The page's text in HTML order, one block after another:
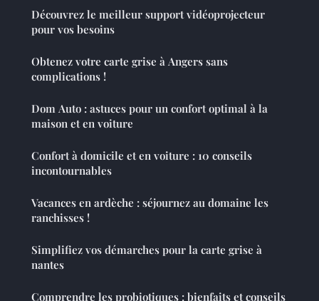
Découvrez le meilleur support vidéoprojecteur
pour vos besoins
Obtenez votre carte grise à Angers sans
complications !
Dom Auto : astuces pour un confort optimal à la
maison et en voiture
Confort à domicile et en voiture : 10 conseils
incontournables
Vacances en ardèche : séjournez au domaine les
ranchisses !
Simplifiez vos démarches pour la carte grise à
nantes
Comprendre les probiotiques : bienfaits et conseils